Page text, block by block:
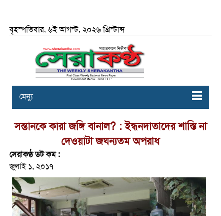
বৃহস্পতিবার, ৬ই আগস্ট, ২০২৬ খ্রিস্টাব্দ
মেন্যু
সন্তানকে কারা জঙ্গি বানাল? : ইন্ধনদাতাদের শাস্তি না
দেওয়াটা জঘন্যতম অপরাধ
সেরাকণ্ঠ ডট কম :
জুলাই ১, ২০১৭